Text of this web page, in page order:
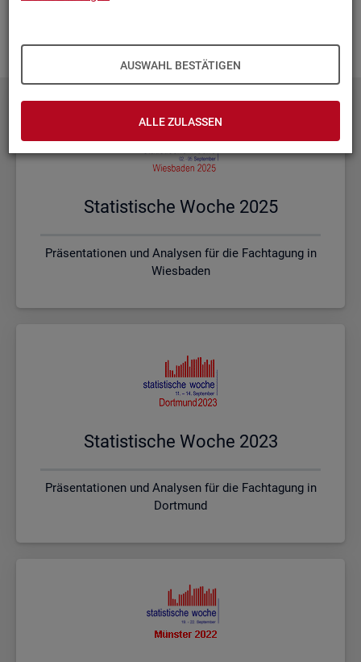
AUSWAHL BESTÄTIGEN
ALLE ZULASSEN
Sta­tis­ti­sche Woche 2025
Präsentationen und Analysen für die Fachtagung in
Wiesbaden
Sta­tis­ti­sche Woche 2023
Präsentationen und Analysen für die Fachtagung in
Dortmund